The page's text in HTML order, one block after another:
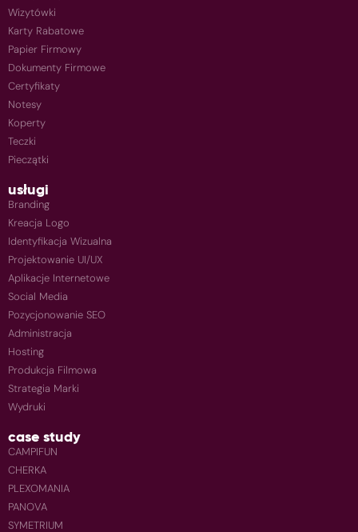
Wizytówki
Karty Rabatowe
Papier Firmowy
Dokumenty Firmowe
Certyfikaty
Notesy
Koperty
Teczki
Pieczątki
usługi
Branding
Kreacja Logo
Identyfikacja Wizualna
Projektowanie UI/UX
Aplikacje Internetowe
Social Media
Pozycjonowanie SEO
Administracja
Hosting
Produkcja Filmowa
Strategia Marki
Wydruki
case study
CAMPIFUN
CHERKA
PLEXOMANIA
PANOVA
SYMETRIUM